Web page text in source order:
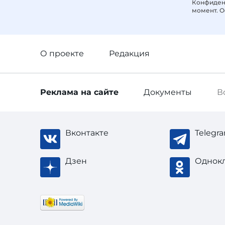
момент.
О проекте Редакция
Реклама на сайте Документы
Вконтакте
Дзен